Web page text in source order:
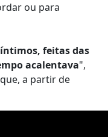
ou para
feitas das
acalentava",
a partir de